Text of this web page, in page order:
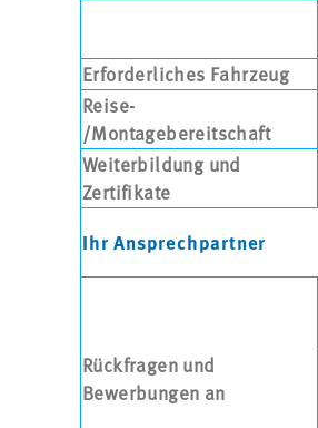
Erforderliches Fahrzeug
Reise-
/Montagebereitschaft
Weiterbildung und
Zertifikate
Ihr Ansprechpartner
Rückfragen und
Bewerbungen an